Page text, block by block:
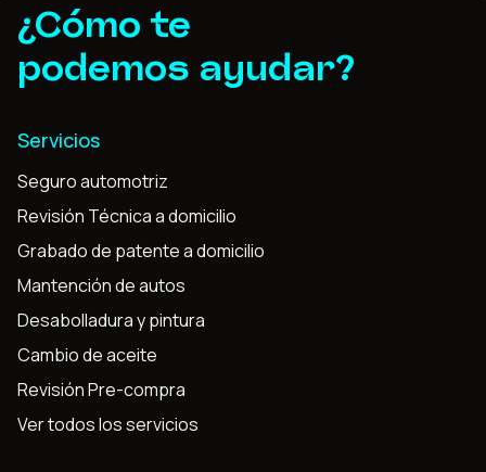
¿Cómo te
podemos ayudar?
Servicios
Seguro automotriz
Revisión Técnica a domicilio
Grabado de patente a domicilio
Mantención de autos
Desabolladura y pintura
Cambio de aceite
Revisión Pre-compra
Ver todos los servicios